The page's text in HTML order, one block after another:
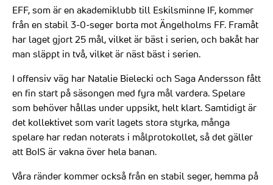
EFF, som är en akademiklubb till Eskilsminne IF, kommer
från en stabil 3-0-seger borta mot Ängelholms FF. Framåt
har laget gjort 25 mål, vilket är bäst i serien, och bakåt har
man släppt in två, vilket är näst bäst i serien.
I offensiv väg har Natalie Bielecki och Saga Andersson fått
en fin start på säsongen med fyra mål vardera. Spelare
som behöver hållas under uppsikt, helt klart. Samtidigt är
det kollektivet som varit lagets stora styrka, många
spelare har redan noterats i målprotokollet, så det gäller
att BoIS är vakna över hela banan.
Våra ränder kommer också från en stabil seger, hemma på